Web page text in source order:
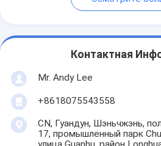
Контактная
Mr. Andy Lee
+8618075543558
CN, Гуандун, Шэньчжэнь,
17, промышленный парк